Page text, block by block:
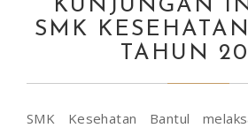
KUNJUNGAN
SMK
TAHUN
SMK Kesehatan Bantul